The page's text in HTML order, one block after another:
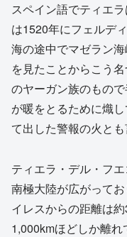
スペイン語でティエ
は1520年にフェルデ
海の途中でマゼラン
を見たことからこう
のヤーガン族のもの
が暖をとるために熾
て出した警報の火とも
ティエラ・デル・フ
南極大陸が広がって
イレスからの距離は
1,000kmほどしか離